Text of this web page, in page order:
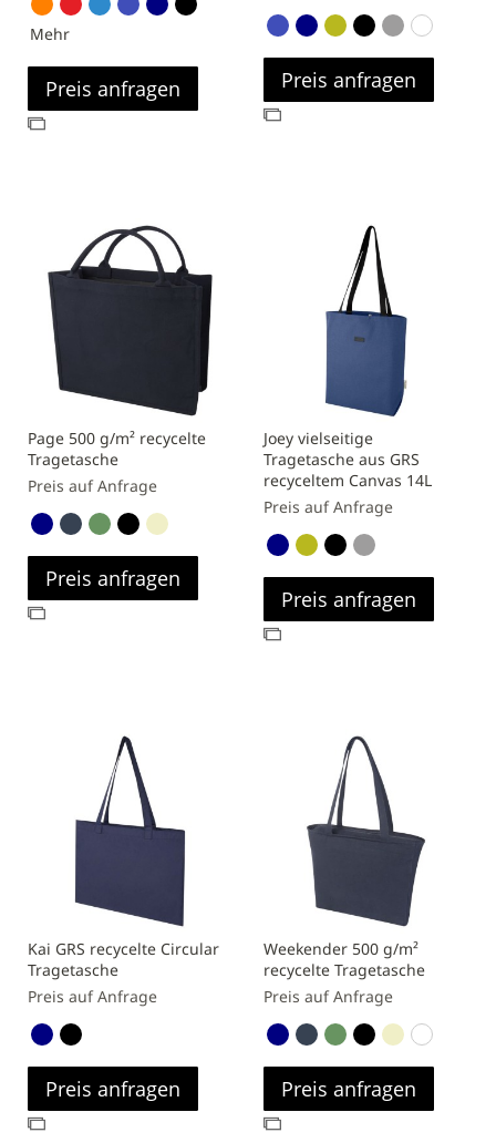
Mehr
Preis anfragen
Zur
Preis anfragen
Zur
Page 500 g/m² recycelte
Tragetasche
Preis auf Anfrage
Preis anfragen
Zur
Joey vielseitige
Tragetasche aus GRS
recyceltem Canvas 14L
Preis auf Anfrage
Preis anfragen
Zur
Kai GRS recycelte Circular
Tragetasche
Preis auf Anfrage
Preis anfragen
Zur
Weekender 500 g/m²
recycelte Tragetasche
Preis auf Anfrage
Preis anfragen
Zur